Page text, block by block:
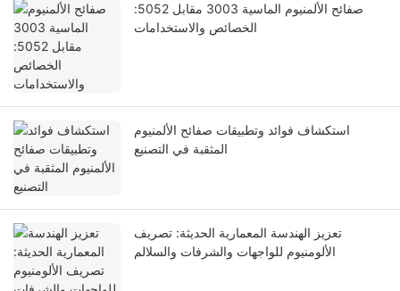
صفائح الألمنيوم الماسية 3003 مقابل 5052:
الخصائص والاستخدامات
استكشاف فوائد وتطبيقات صفائح الألمنيوم
المثقبة في التصنيع
تعزيز الهندسة المعمارية الحديثة: تصريف
الألومنيوم للواجهات والشرفات والسلالم